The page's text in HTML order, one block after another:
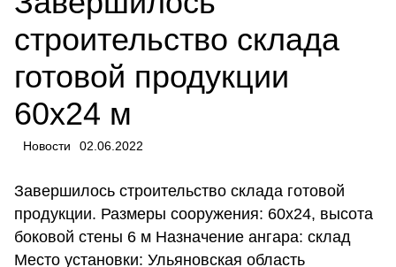
строительство cклада
готовой продукции
60х24 м
Новости 02.06.2022
Завершилось строительство склада готовой
продукции. Размеры сооружения: 60х24, высота
боковой стены 6 м Назначение ангара: склад
Место установки: Ульяновская область